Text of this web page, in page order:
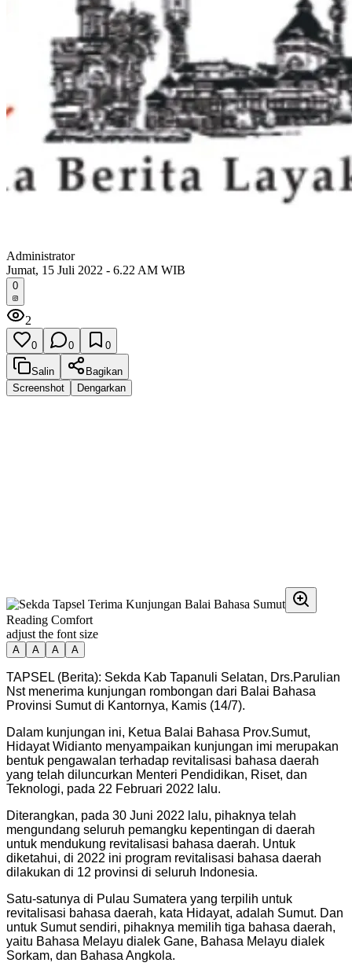
Administrator
Jumat, 15 Juli 2022 - 6.22 AM WIB
0
2
0 0 0
Salin
Bagikan
Screenshot
Dengarkan
Reading Comfort
adjust the font size
A A A A
TAPSEL (Berita): Sekda Kab Tapanuli Selatan, Drs.Parulian
Nst menerima kunjungan rombongan dari Balai Bahasa
Provinsi Sumut di Kantornya, Kamis (14/7).
Dalam kunjungan ini, Ketua Balai Bahasa Prov.Sumut,
Hidayat Widianto menyampaikan kunjungan imi merupakan
bentuk pengawalan terhadap revitalisasi bahasa daerah
yang telah diluncurkan Menteri Pendidikan, Riset, dan
Teknologi, pada 22 Februari 2022 lalu.
Diterangkan, pada 30 Juni 2022 lalu, pihaknya telah
mengundang seluruh pemangku kepentingan di daerah
untuk mendukung revitalisasi bahasa daerah. Untuk
diketahui, di 2022 ini program revitalisasi bahasa daerah
dilakukan di 12 provinsi di seluruh Indonesia.
Satu-satunya di Pulau Sumatera yang terpilih untuk
revitalisasi bahasa daerah, kata Hidayat, adalah Sumut. Dan
untuk Sumut sendiri, pihaknya memilih tiga bahasa daerah,
yaitu Bahasa Melayu dialek Gane, Bahasa Melayu dialek
Sorkam, dan Bahasa Angkola.